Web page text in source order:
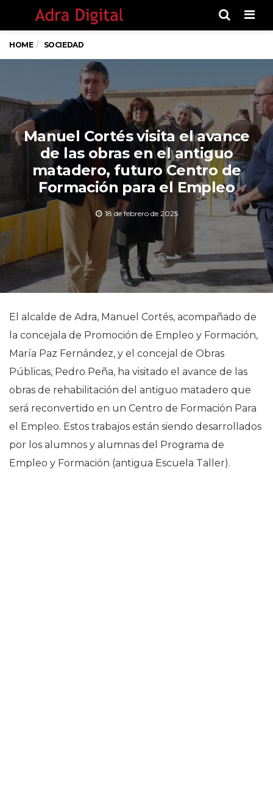
HOME SOCIEDAD
Manuel Cortés visita el avance
de las obras en el antiguo
matadero, futuro Centro de
Formación para el Empleo
18 de febrero de 2025
El alcalde de Adra, Manuel Cortés, acompañado de
la concejala de Promoción de Empleo y Formación,
María Paz Fernández, y el concejal de Obras
Públicas, Pedro Peña, ha visitado el avance de las
obras de rehabilitación del antiguo matadero que
será reconvertido en un Centro de Formación Para
el Empleo. Estos trabajos están siendo desarrollados
por los alumnos y alumnas del Programa de
Empleo y Formación (antigua Escuela Taller).